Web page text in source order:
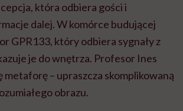
która odbiera gości i
dalej. W komórce budującej
GPR133, który odbiera sygnały z
je do wnętrza. Profesor Ines
metaforę – upraszcza skomplikowaną
obrazu.